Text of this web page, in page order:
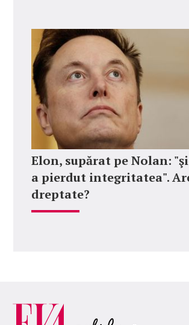
Elon, supărat pe Nolan:
a pierdut integritatea".
dreptate?